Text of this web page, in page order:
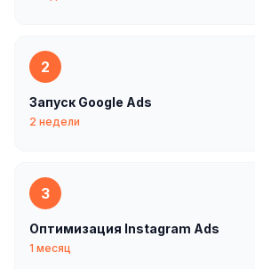
2
Запуск Google Ads
2 недели
3
Оптимизация Instagram Ads
1 месяц